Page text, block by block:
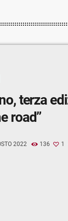
terza
road”
2022 136 1